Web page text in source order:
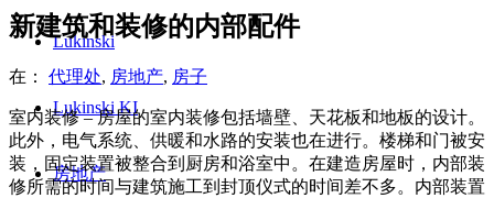
Lukinski
Lukinski KI
房地产
新建筑和装修的内部配件
在： 代理处, 房地产, 房子
室内装修 – 房屋的室内装修包括墙壁、天花板和地板的设计。
此外，电气系统、供暖和水路的安装也在进行。楼梯和门被安
装，固定装置被整合到厨房和浴室中。在建造房屋时，内部装
修所需的时间与建筑施工到封顶仪式的时间差不多。内部装置